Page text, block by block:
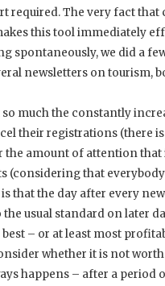
required. The very fact
this tool immediately
spontaneously, we did a
newsletters on
much the constantly
their registrations (there
the amount of attention
(considering that
that the day after every
usual standard on later
– or at least most
whether it is not
happens – after a